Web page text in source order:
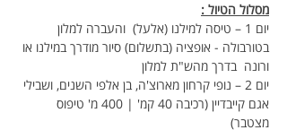
מסלול הטיול :
יום 1 – טיסה למילנו (אלעל)  והעברה למלון
בטורבולה - אופציה (בתשלום) סיור מודרך במילנו או
ורונה  בדרך מהש"ת למלון
יום 2 – נופי קרחון מארוצ'ה, בן אלפי השנים, ושבילי
אגם קייבדיין (רכיבה 40 קמ' | 400 מ' טיפוס
מצטבר)